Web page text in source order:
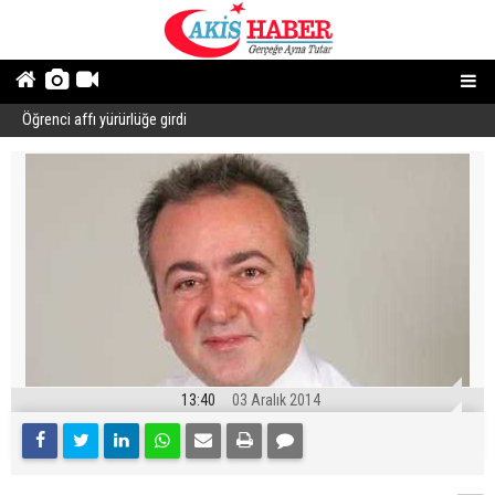
Öğrenci affı yürürlüğe girdi
13:40 03 Aralık 2014